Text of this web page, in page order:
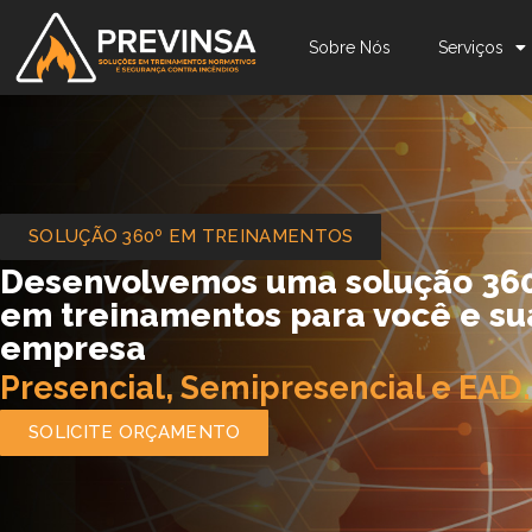
Sobre Nós Serviços
SOLUÇÃO 360º EM TREINAMENTOS
Desenvolvemos uma solução
em treinamentos para você e
empresa
Presencial, Semipresencial e EAD.
SOLICITE ORÇAMENTO